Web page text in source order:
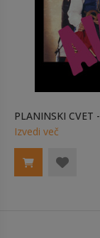
PLANINSKI CVET
Izvedi več